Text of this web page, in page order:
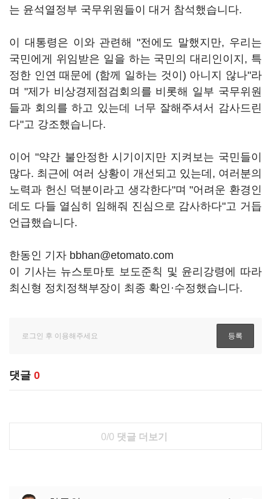
는 윤석열정부 국무위원들이 대거 참석했습니다.
이 대통령은 이와 관련해 "전에도 말했지만, 우리는
국민에게 위임받은 일을 하는 국민의 대리인이지, 특
정한 인연 때문에 (함께 일하는 것이) 아니지 않나"라
며 "제가 비상경제점검회의를 비롯해 일부 국무위원
들과 회의를 하고 있는데 너무 잘해주셔서 감사드린
다"고 강조했습니다.
이어 "약간 불안정한 시기이지만 지켜보는 국민들이
많다. 최근에 여러 상황이 개선되고 있는데, 여러분의
노력과 헌신 덕분이라고 생각한다"며 "어려운 환경인
데도 다들 열심히 임해줘 진심으로 감사하다"고 거듭
언급했습니다.
한동인 기자 bbhan@etomato.com
이 기사는 뉴스토마토 보도준칙 및 윤리강령에 따라
최신형 정치정책부장이 최종 확인·수정했습니다.
댓글 0
0/0 댓글 더보기